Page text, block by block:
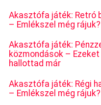
Akasztófa játék: Retró
– Emlékszel még rájuk?
Akasztófa játék:
közmondások –
hallottad már
Akasztófa játék: Régi
– Emlékszel még rájuk?